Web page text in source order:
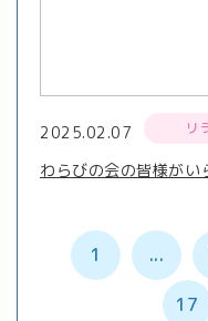
2025.02.07 リ
わらびの会の皆様がい
1 ...
17